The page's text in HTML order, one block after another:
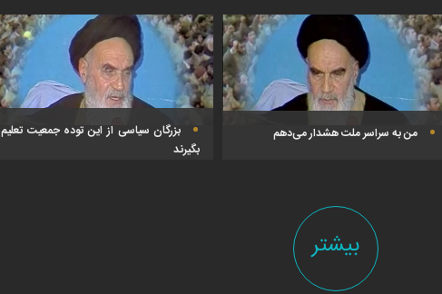
من به سراسر ملت هشدار می‌دهم
بزرگان سیاسی از این توده جمعیت تعلیم
بگیرند
بیشتر